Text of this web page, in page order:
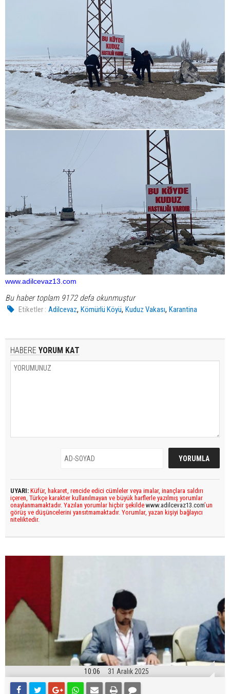
www.adilcevaz13.com
Bu haber toplam 9172 defa okunmuştur
Etiketler : Adilcevaz,Kömürlü Köyü,Kuduz Vakası,Karantina
HABERE YORUM KAT
UYARI: Küfür, hakaret, rencide edici cümleler veya imalar, inançlara saldırı
içeren, Türkçe karakter kullanılmayan ve büyük harflerle yazılmış yorumlar
onaylanmamaktadır. Yazılan yorumlar hiçbir şekilde www.adilcevaz13.com’un
görüş ve düşüncelerini yansıtmamaktadır. Yorumlar, yazan kişiyi bağlayıcı
niteliktedir.
10:06 31 Aralık 2025